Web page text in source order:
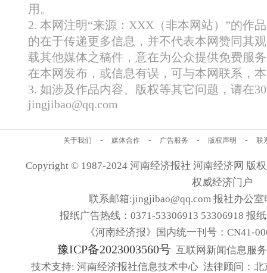
用。
2. 本网注明“来源：XXX（非本网站）”的作
的在于传递更多信息，并不代表本网赞同其
载其他媒体之稿件，意在为公众提供免费服
在本网发布，或信息有误，可与本网联系，
3. 如涉及作品内容、版权等其它问题，请在
jingjibao@qq.com
关于我们 - 媒体合作 - 广告服务 - 版权声明 - 联
Copyright © 1987-2024 河南经济报社 河南经济网 版
权威经济门户
联系邮箱:jingjibao@qq.com 报社办公
报纸广告热线：0371-53306913 53306918 报
《河南经济报》国内统一刊号：CN41-
豫ICP备2023003560号 互联网新闻信息服
技术支持: 河南经济报社信息技术中心 法律顾问：